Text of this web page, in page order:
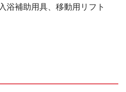
浴補助用具、移動用リフト